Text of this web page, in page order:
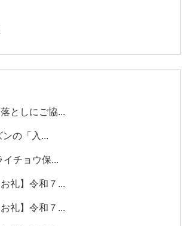
としにご協...
の「入...
イチョウ保...
礼】令和７...
礼】令和７...